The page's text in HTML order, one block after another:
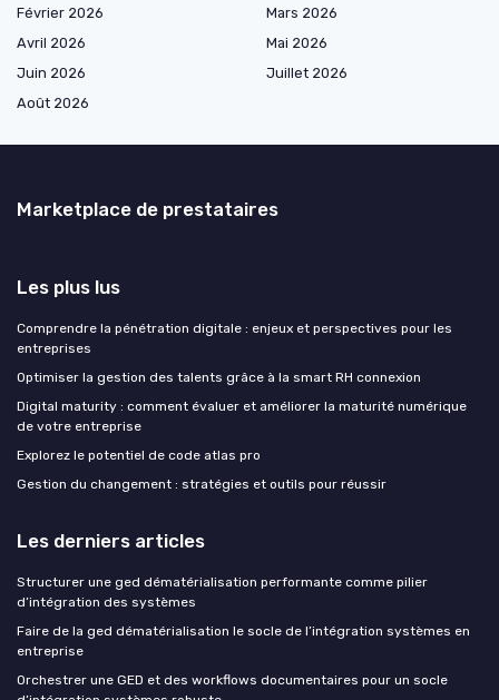
Février 2026
Mars 2026
Avril 2026
Mai 2026
Juin 2026
Juillet 2026
Août 2026
Marketplace de prestataires
Les plus lus
Comprendre la pénétration digitale : enjeux et perspectives pour les
entreprises
Optimiser la gestion des talents grâce à la smart RH connexion
Digital maturity : comment évaluer et améliorer la maturité numérique
de votre entreprise
Explorez le potentiel de code atlas pro
Gestion du changement : stratégies et outils pour réussir
Les derniers articles
Structurer une ged dématérialisation performante comme pilier
d’intégration des systèmes
Faire de la ged dématérialisation le socle de l’intégration systèmes en
entreprise
Orchestrer une GED et des workflows documentaires pour un socle